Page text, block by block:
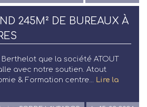
245M² DE BUREAUX À
que la société ATOUT
avec notre soutien. Atout
& Formation centre...
Lire la